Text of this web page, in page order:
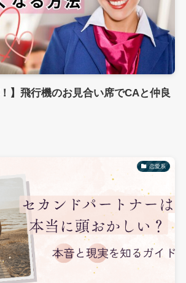
】飛行機のお見合い席でCAと仲良
恋愛系